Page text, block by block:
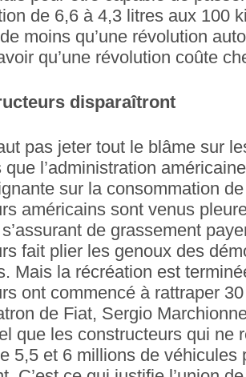
de 6,6 à 4,3 litres aux 100
moins qu’une révolution
qu’une révolution coûte
disparaîtront
pas jeter tout le blâme sur
que l’administration
sur la consommation
américains sont venus
de grassement
fait plier les genoux des
Mais la récréation est
ont commencé à rattraper
de Fiat, Sergio
que les constructeurs qui ne
5,5 et 6 millions de véhicules